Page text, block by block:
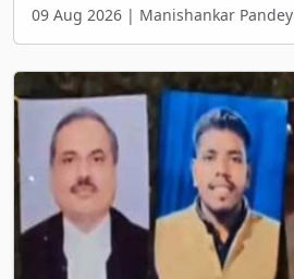
09 Aug 2026 | Manishankar Pandey